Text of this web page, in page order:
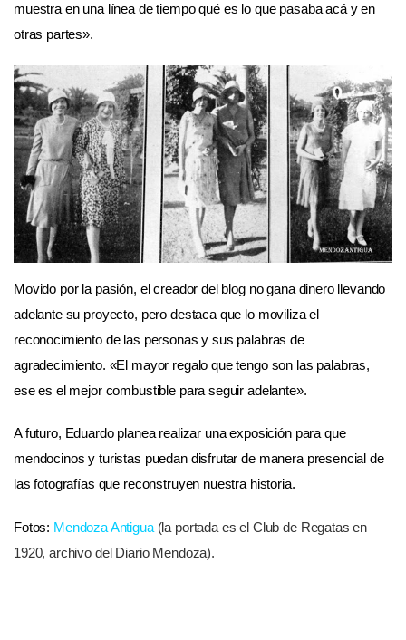
muestra en una línea de tiempo qué es lo que pasaba acá y en
otras partes».
Movido por la pasión, el creador del blog no gana dinero llevando
adelante su proyecto, pero destaca que lo moviliza el
reconocimiento de las personas y sus palabras de
agradecimiento. «El mayor regalo que tengo son las palabras,
ese es el mejor combustible para seguir adelante».
A futuro, Eduardo planea realizar una exposición para que
mendocinos y turistas puedan disfrutar de manera presencial de
las fotografías que reconstruyen nuestra historia.
Fotos: Mendoza Antigua (la portada es el Club de Regatas en
1920, archivo del Diario Mendoza).